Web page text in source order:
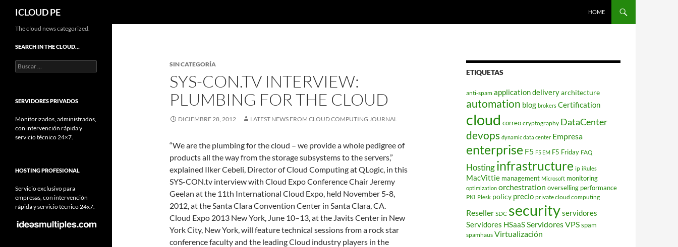
Saltar
contenido
ICLOUD PE HOME
SIN CATEGORÍA
SYS-CON.TV INTERVIEW:
PLUMBING FOR THE CLOUD
DICIEMBRE 28, 2012 LATEST NEWS FROM CLOUD COMPUTING JOURNAL
“We are the plumbing for the cloud – we provide a whole pedigree of
products all the way from the storage subsystems to the servers,”
explained Ilker Cebeli, Director of Cloud Computing at QLogic, in this
SYS-CON.tv interview with Cloud Expo Conference Chair Jeremy
Geelan at the 11th International Cloud Expo, held November 5-8,
2012, at the Santa Clara Convention Center in Santa Clara, CA.
Cloud Expo 2013 New York, June 10–13, at the Javits Center in New
York City, New York, will feature technical sessions from a rock star
conference faculty and the leading Cloud industry players in the
ETIQUETAS
anti-spam application deliveryarchitecture
automation blog brokers Certification
cloud correo cryptography DataCenter
devops dynamic data center Empresa
enterprise F5 F5 EM F5 Friday FAQ
Hostinginfrastructure ip iRules
MacVittie management Microsoft monitoring
optimization orchestration overselling performance
PKI Plesk policy precio private cloud computing
Reseller SDC securityservidores
Servidores HSaaSServidores VPSspam
spamhaus Virtualización
The cloud news categorized.
SEARCH IN THE CLOUD…
Buscar:
SERVIDORES PRIVADOS
Monitorizados, administrados,
con intervención rápida y
servicio técnico 24×7.
HOSTING PROFESIONAL
Servicio exclusivo para
empresas, con intervención
rápida y servicio técnico 24x7.